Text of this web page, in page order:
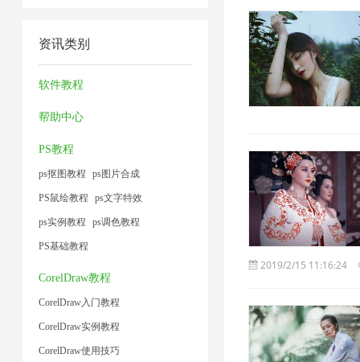
1
术
2
片
1
压
资讯类别
软件教程
帮助中心
PS教程
ps抠图教程 ps图片合成
PS鼠绘教程 ps文字特效
ps实例教程 ps调色教程
PS基础教程
CorelDraw教程
CorelDraw入门教程
CorelDraw实例教程
CorelDraw使用技巧
2019/2/15 11:16:24